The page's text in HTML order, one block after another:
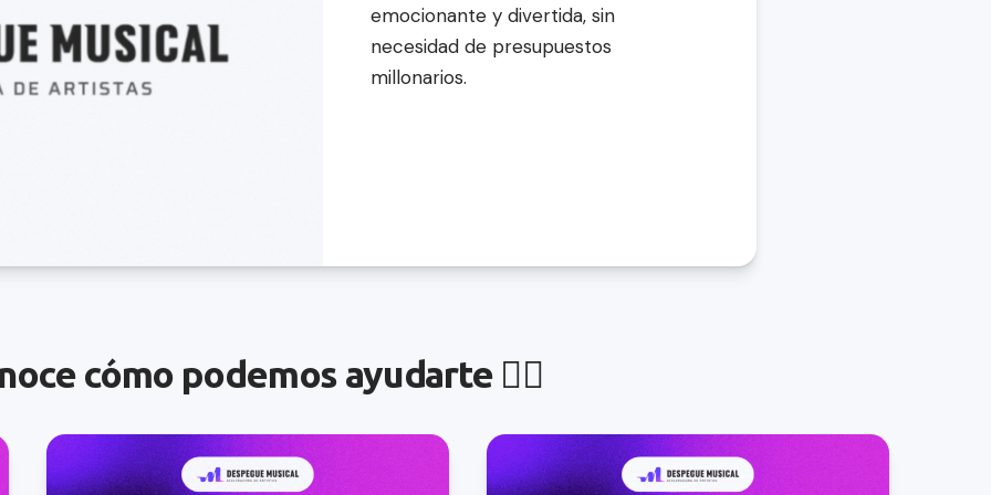
emocionante y divertida, sin
necesidad de presupuestos
millonarios.
cómo podemos ayudarte 👇🏼